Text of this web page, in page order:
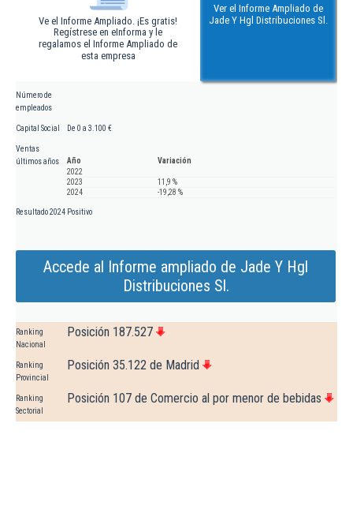
Ve el Informe Ampliado. ¡Es gratis!
Regístrese en eInforma y le
regalamos el Informe Ampliado de
esta empresa
Ver el Informe Ampliado de
Jade Y Hgl Distribuciones Sl.
Número de
empleados
Capital Social De 0 a 3.100 €
Ventas
últimos años
Año
Variación
2022
2023
11,9 %
2024
-19,28 %
Resultado 2024 Positivo
Accede al Informe ampliado de Jade Y Hgl
Distribuciones Sl.
Ranking
Nacional
Posición 187.527
Ranking
Provincial
Posición 35.122 de Madrid
Ranking
Sectorial
Posición 107 de Comercio al por menor de bebidas